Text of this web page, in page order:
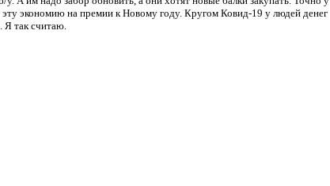
экономию на премии к Новому году. Кругом Ковид-19 у людей денег
Я так считаю.